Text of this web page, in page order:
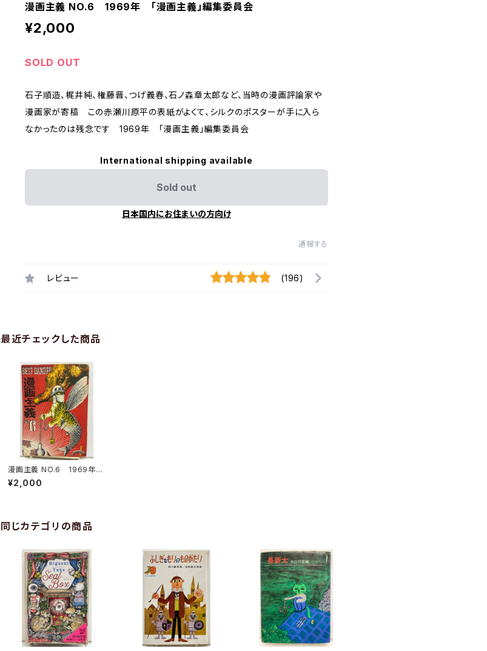
漫画主義 NO.6 1969年 「漫画主義」編集委員会
¥2,000
SOLD OUT
石子順造、梶井純、権藤晋、つげ義春、石ノ森章太郎など、当時の漫画評論家や
漫画家が寄稿 この赤瀬川原平の表紙がよくて、シルクのポスターが手に入ら
なかったのは残念です 1969年 「漫画主義」編集委員会
International shipping available
Sold out
日本国内にお住まいの方向け
通報する
レビュー (196)
最近チェックした商品
漫画主義 NO.6 1969年
「漫画主義」編集委員会
¥2,000
同じカテゴリの商品